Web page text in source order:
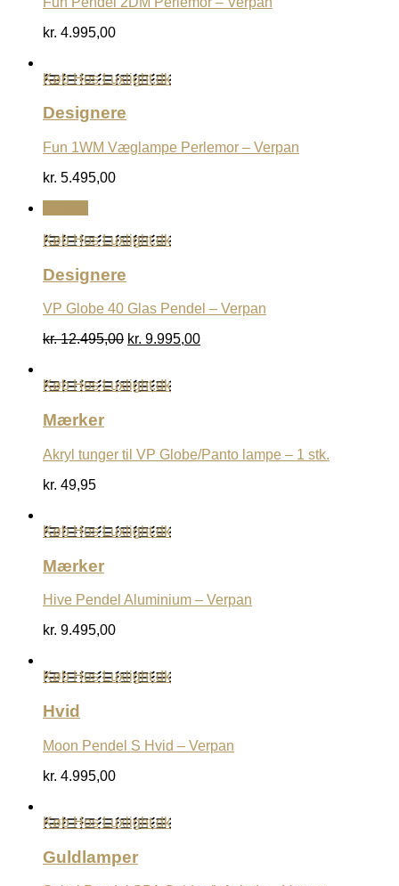
kr. 4.995,00
Køb Hos Luxlight.dk
Designere
Fun 1WM Væglampe Perlemor – Verpan
kr. 5.495,00
Køb Hos Luxlight.dk
Designere
VP Globe 40 Glas Pendel – Verpan
kr.12.495,00 Den
var:
kr. 9.995,00Den
Køb Hos Luxlight.dk
Mærker
Akryl tunger til VP Globe/Panto lampe – 1 stk.
kr. 49,95
Køb Hos Luxlight.dk
Mærker
Hive Pendel Aluminium – Verpan
kr. 9.495,00
Køb Hos Luxlight.dk
Hvid
Moon Pendel S Hvid – Verpan
kr. 4.995,00
Køb Hos Luxlight.dk
Guldlamper